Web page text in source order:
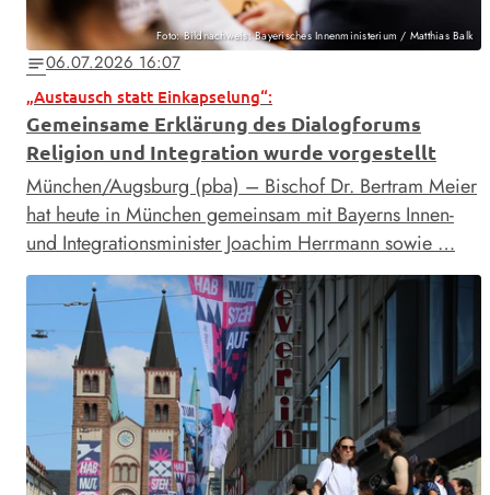
Foto: Bildnachweis: Bayerisches Innenministerium / Matthias Balk
notes06.07.2026 16:07
„Austausch statt Einkapselung“:
Gemeinsame Erklärung des Dialogforums
Religion und Integration wurde vorgestellt
München/Augsburg (pba) – Bischof Dr. Bertram Meier
hat heute in München gemeinsam mit Bayerns Innen-
und Integrationsminister Joachim Herrmann sowie …